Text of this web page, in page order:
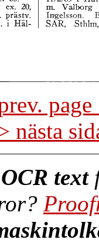
nästa
text